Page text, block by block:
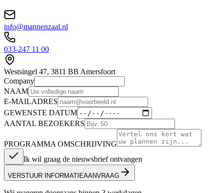
info@mannenzaal.nl
033-247 11 00
Westsingel 47, 3811 BB Amersfoort
Company
NAAM
E-MAILADRES
GEWENSTE DATUM
AANTAL BEZOEKERS
PROGRAMMA OMSCHRIJVING
Ik wil graag de nieuwsbrief ontvangen
VERSTUUR INFORMATIEAANVRAAG